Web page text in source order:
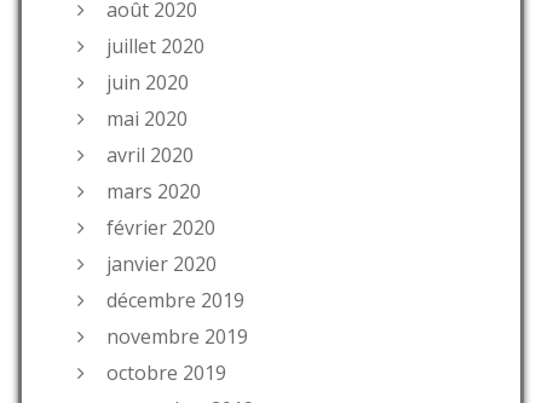
août 2020
juillet 2020
juin 2020
mai 2020
avril 2020
mars 2020
février 2020
janvier 2020
décembre 2019
novembre 2019
octobre 2019